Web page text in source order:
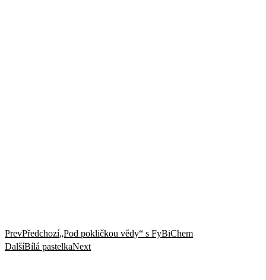
PrevPředchozí„Pod pokličkou vědy“ s FyBiChem
DalšíBílá pastelkaNext